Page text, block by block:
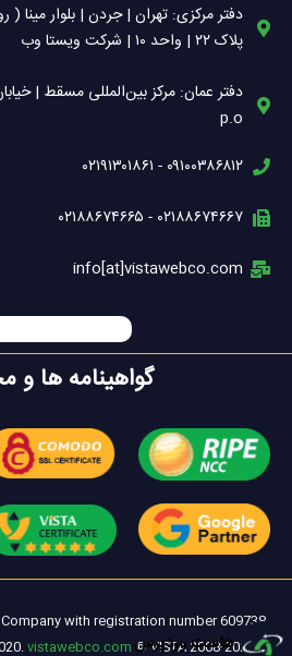
هاست وردپرس
i
n
دفتر مرکزی: تهران | جردن | بلوار مینا
پلاک ۲۲ | واحد ۱۰ | شرکت ویستا وب
p.o
۰۹۱۰۰۳۸۶۸۱۲ - ۰۲۱۹۱۳۰۱۸۶۱
۰۲۱۸۸۶۷۴۶۶۷ - ۰۲۱۸۸۶۷۴۶۶۵
info[at]vistawebco.com
گواهینامه ها و
with registration number 609738
vistawebco.com © VISTA 2008-2026